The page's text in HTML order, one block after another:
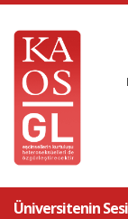
Üniversitenin